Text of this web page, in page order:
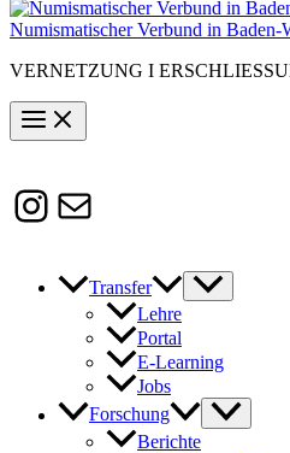
Numismatischer Verbund in Baden-
VERNETZUNG I
Instagram
heidelberg.de
Transfer
Lehre
Portal
E-Learning
Jobs
Forschung
Berichte